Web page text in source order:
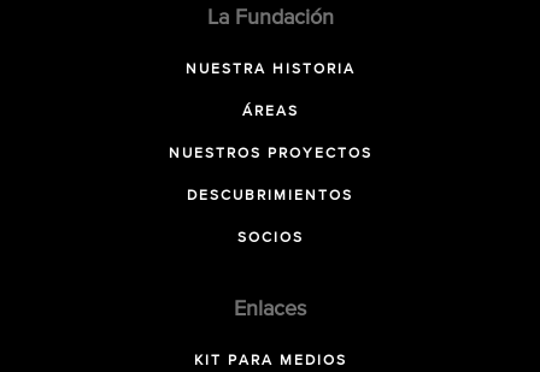
La Fundación
NUESTRA HISTORIA
ÁREAS
NUESTROS PROYECTOS
DESCUBRIMIENTOS
SOCIOS
Enlaces
KIT PARA MEDIOS